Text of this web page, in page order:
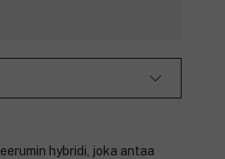
hybridi, joka antaa